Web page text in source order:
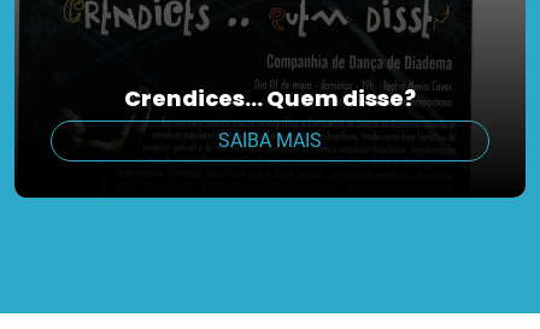
Crendices… Quem disse?
SAIBA MAIS